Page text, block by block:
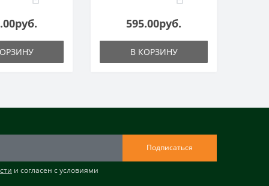
595.00руб.
В КОРЗИНУ
Подписаться
и согласен с условиями